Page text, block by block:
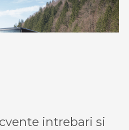
intrebari si